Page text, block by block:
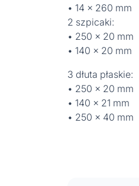
• 14 x 260 mm
2 szpicaki:
• 250 x 20 mm
• 140 x 20 mm
3 dłuta płaskie:
• 250 x 20 mm
• 140 x 21 mm
• 250 x 40 mm